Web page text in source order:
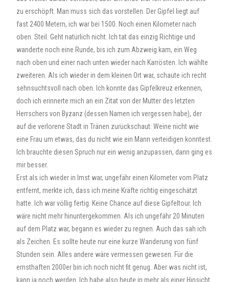
zu erschöpft. Man muss sich das vorstellen. Der Gipfel liegt auf
fast 2400 Metern, ich war bei 1500. Noch einen Kilometer nach
oben. Steil. Geht natürlich nicht. Ich tat das einzig Richtige und
wanderte noch eine Runde, bis ich zum Abzweig kam, ein Weg
nach oben und einer nach unten wieder nach Karrösten. Ich wählte
zweiteren. Als ich wieder in dem kleinen Ort war, schaute ich recht
sehnsuchtsvoll nach oben. Ich konnte das Gipfelkreuz erkennen,
doch ich erinnerte mich an ein Zitat von der Mutter des letzten
Herrschers von Byzanz (dessen Namen ich vergessen habe), der
auf die verlorene Stadt in Tränen zurückschaut: Weine nicht wie
eine Frau um etwas, das du nicht wie ein Mann verteidigen konntest.
Ich brauchte diesen Spruch nur ein wenig anzupassen, dann ging es
mir besser.
Erst als ich wieder in Imst war, ungefähr einen Kilometer vom Platz
entfernt, merkte ich, dass ich meine Kräfte richtig eingeschätzt
hatte. Ich war völlig fertig. Keine Chance auf diese Gipfeltour. Ich
wäre nicht mehr hinuntergekommen. Als ich ungefähr 20 Minuten
auf dem Platz war, begann es wieder zu regnen. Auch das sah ich
als Zeichen. Es sollte heute nur eine kurze Wanderung von fünf
Stunden sein. Alles andere wäre vermessen gewesen. Für die
ernsthaften 2000er bin ich noch nicht fit genug. Aber was nicht ist,
kann ja noch werden. Ich habe also heute in mehr als einer Hinsicht